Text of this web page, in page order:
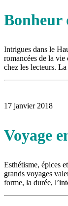
Bonheur
Intrigues dans le
romancées de la vie
chez les lecteurs.
17 janvier 2018
Voyage
Esthétisme, épices
grands voyages
forme, la durée,